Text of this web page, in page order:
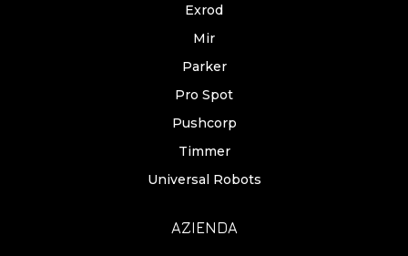
Exrod
Mir
Parker
Pro Spot
Pushcorp
Timmer
Universal Robots
AZIENDA